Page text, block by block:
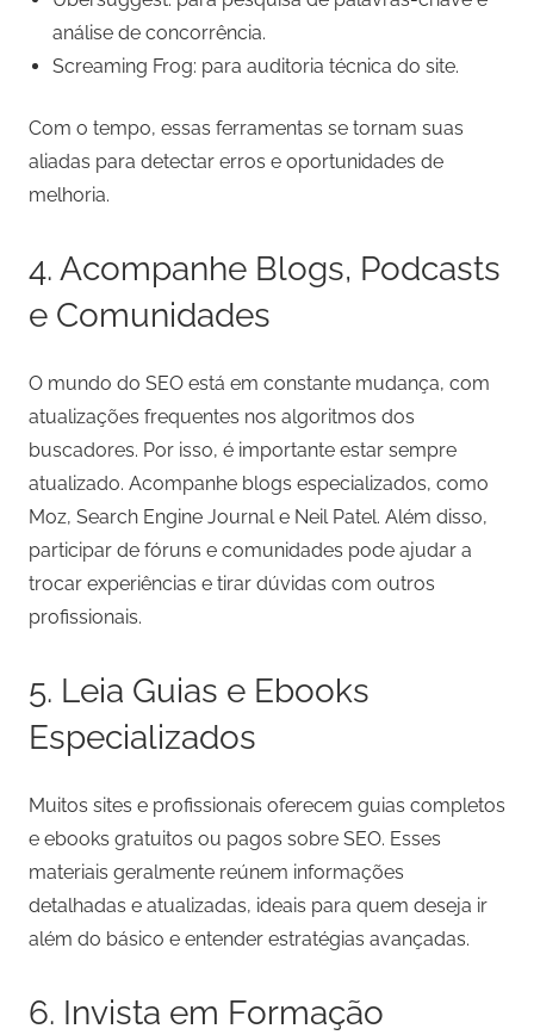
análise de concorrência.
Screaming Frog: para auditoria técnica do site.
Com o tempo, essas ferramentas se tornam suas
aliadas para detectar erros e oportunidades de
melhoria.
4. Acompanhe Blogs, Podcasts
e Comunidades
O mundo do SEO está em constante mudança, com
atualizações frequentes nos algoritmos dos
buscadores. Por isso, é importante estar sempre
atualizado. Acompanhe blogs especializados, como
Moz, Search Engine Journal e Neil Patel. Além disso,
participar de fóruns e comunidades pode ajudar a
trocar experiências e tirar dúvidas com outros
profissionais.
5. Leia Guias e Ebooks
Especializados
Muitos sites e profissionais oferecem guias completos
e ebooks gratuitos ou pagos sobre SEO. Esses
materiais geralmente reúnem informações
detalhadas e atualizadas, ideais para quem deseja ir
além do básico e entender estratégias avançadas.
6. Invista em Formação